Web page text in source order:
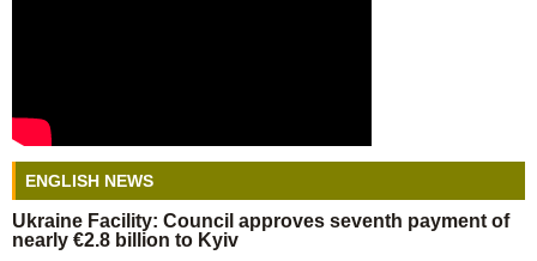
ENGLISH NEWS
Ukraine Facility: Council approves seventh payment of
nearly €2.8 billion to Kyiv